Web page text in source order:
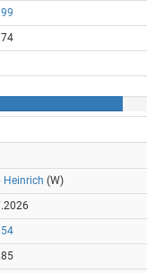
Heinrich (W)